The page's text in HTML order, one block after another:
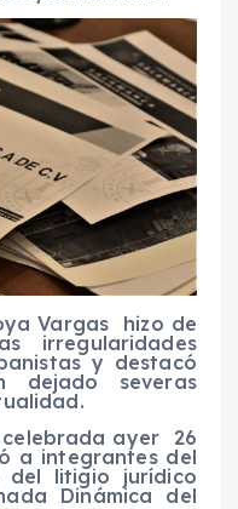
Vargas hizo de
irregularidades
y destacó
dejado severas
celebrada ayer 26
a integrantes del
del litigio jurídico
Dinámica del